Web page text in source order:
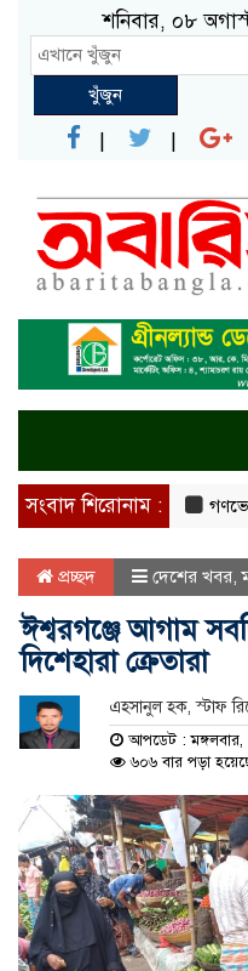
শনিবার, ০৮
খুঁজুন
সংবাদ শিরোনাম :গণভোটের
প্রচ্ছদ দেশের খবর,
ঈশ্বরগঞ্জে আগাম
দিশেহারা ক্রেতারা
এহসানুল হক, স্টাফ
আপডেট :
৬০৬ বার পড়া